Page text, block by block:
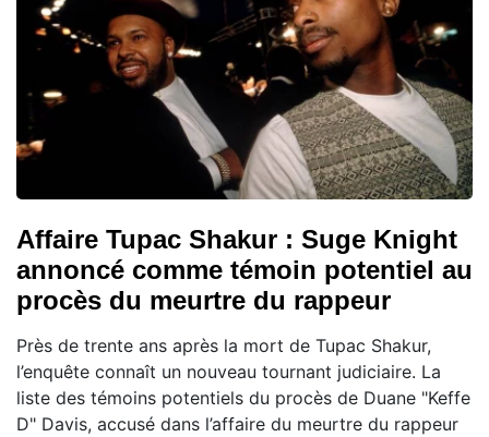
Affaire Tupac Shakur : Suge Knight
annoncé comme témoin potentiel au
procès du meurtre du rappeur
Près de trente ans après la mort de Tupac Shakur,
l’enquête connaît un nouveau tournant judiciaire. La
liste des témoins potentiels du procès de Duane "Keffe
D" Davis, accusé dans l’affaire du meurtre du rappeur